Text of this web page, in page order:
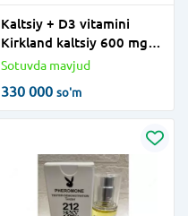
Kaltsiy + D3 vitamini
Kirkland kaltsiy 600 mg
(500 dona)
Sotuvda mavjud
330 000 so'm